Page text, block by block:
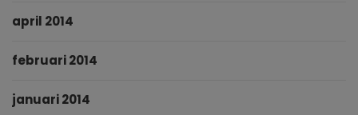
april 2014
februari 2014
januari 2014